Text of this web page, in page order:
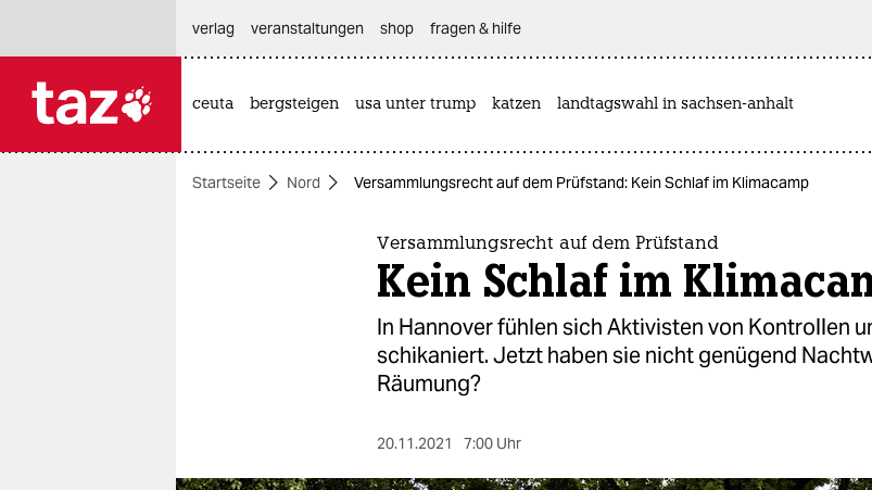
themen
verlag
veranstaltungen shop fragen & hilfe
ceuta bergsteigen usa unter trump katzen landtagswahl in sachsen-anhalt
Startseite Nord Versammlungsrecht auf dem Prüfstand: Kein Schlaf im Klimacamp
Versammlungsrecht auf dem Prüfstand
Kein Schlaf im
In Hannover fühlen sich Aktivisten von Kontrollen
schikaniert. Jetzt haben sie nicht genügend
Räumung?
20.11.2021 7:00 Uhr